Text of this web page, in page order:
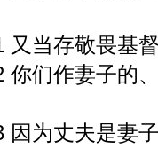
又当存敬畏基
你们作妻子的
因为丈夫是妻